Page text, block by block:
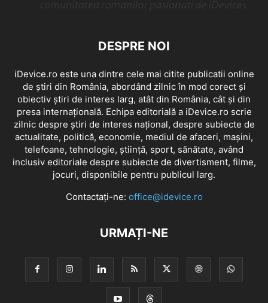
DESPRE NOI
iDevice.ro este una dintre cele mai citite publicatii online
de știri din România, abordând zilnic în mod corect și
obiectiv știri de interes larg, atât din România, cât și din
presa internațională. Echipa editorială a iDevice.ro scrie
zilnic despre știri de interes național, despre subiecte de
actualitate, politică, economie, mediul de afaceri, mașini,
telefoane, tehnologie, știință, sport, sănătate, având
inclusiv editoriale despre subiecte de divertisment, filme,
jocuri, disponibile pentru publicul larg.
Contactați-ne: office@idevice.ro
URMAȚI-NE